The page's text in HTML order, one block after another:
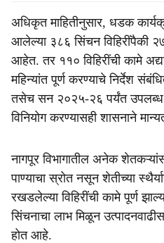
अधिकृत माहितीनुसार, धडक
आलेल्या ३८६ सिंचन विहिरींपैकी
आहेत. तर ११० विहिरींची कामे
महिन्यांत पूर्ण करण्याचे निर्देश
तसेच सन २०२५-२६ पर्यंत उपलब्ध
विनियोग करण्यासही शासनाने
नागपूर विभागातील अनेक
पाण्याचा स्रोत नसून शेतीच्या
रखडलेल्या विहिरींची कामे पूर्ण
सिंचनाचा लाभ मिळून
होत आहे.